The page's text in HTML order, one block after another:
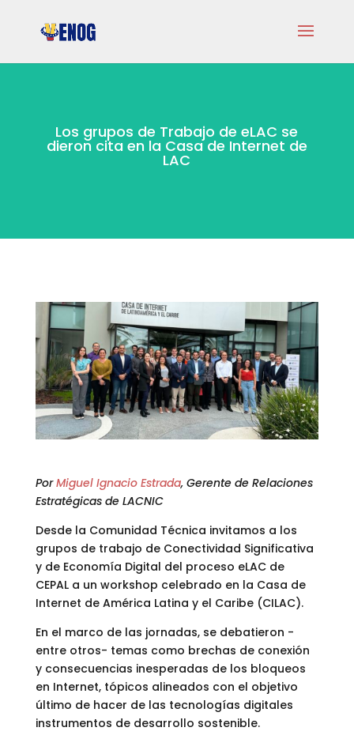
Los grupos de Trabajo de eLAC se
dieron cita en la Casa de Internet de
LAC
PorMiguel Ignacio Estrada, Gerente de Relaciones
Estratégicas de LACNIC
Desde la Comunidad Técnica invitamos a los
grupos de trabajo de Conectividad Significativa
y de Economía Digital del proceso eLAC de
CEPAL a un workshop celebrado en la Casa de
Internet de América Latina y el Caribe (CILAC).
En el marco de las jornadas, se debatieron -
entre otros- temas como brechas de conexión
y consecuencias inesperadas de los bloqueos
en Internet, tópicos alineados con el objetivo
último de hacer de las tecnologías digitales
instrumentos de desarrollo sostenible.